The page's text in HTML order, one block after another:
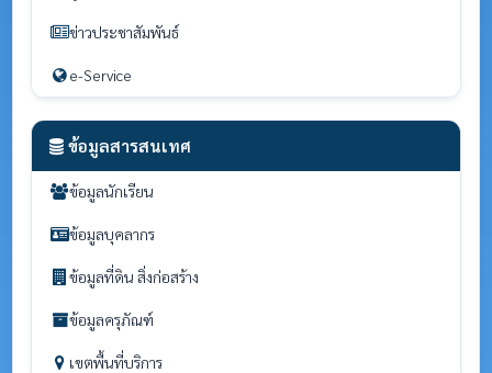
ข่าวประชาสัมพันธ์
e-Service
ข้อมูลสารสนเทศ
ข้อมูลนักเรียน
ข้อมูลบุคลากร
ข้อมูลที่ดิน สิ่งก่อสร้าง
ข้อมูลครุภัณฑ์
เขตพื้นที่บริการ